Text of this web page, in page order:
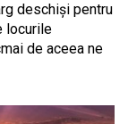
deschiși pentru
locurile
de aceea ne